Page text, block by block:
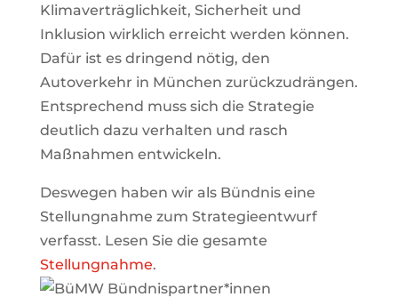
Klimaverträglichkeit, Sicherheit und
Inklusion wirklich erreicht werden können.
Dafür ist es dringend nötig, den
Autoverkehr in München zurückzudrängen.
Entsprechend muss sich die Strategie
deutlich dazu verhalten und rasch
Maßnahmen entwickeln.
Deswegen haben wir als Bündnis eine
Stellungnahme zum Strategieentwurf
verfasst. Lesen Sie die gesamte
Stellungnahme.